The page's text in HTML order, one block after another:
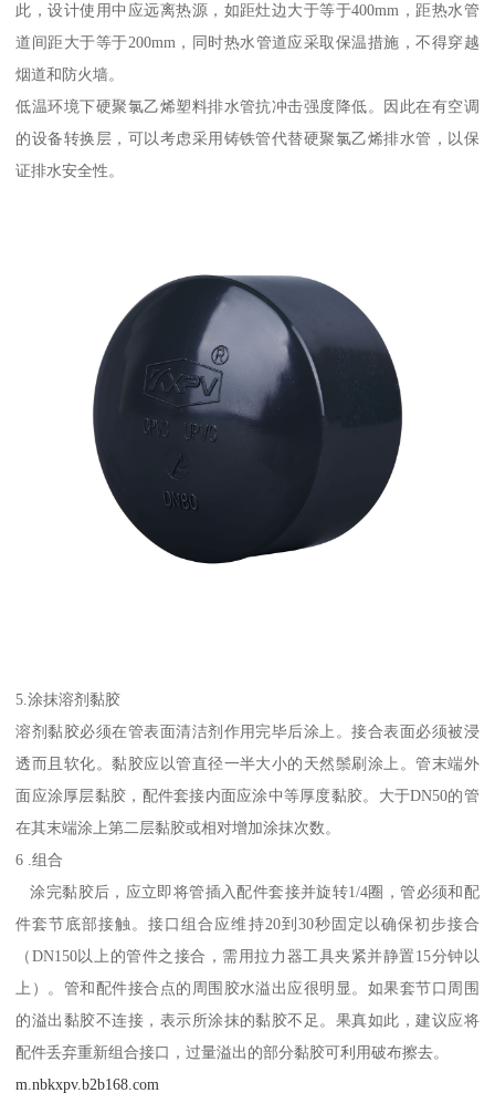
此，设计使用中应远离热源，如距灶边大于等于400mm，距热水管
道间距大于等于200mm，同时热水管道应采取保温措施，不得穿越
烟道和防火墙。
低温环境下硬聚氯乙烯塑料排水管抗冲击强度降低。因此在有空调
的设备转换层，可以考虑采用铸铁管代替硬聚氯乙烯排水管，以保
证排水安全性。
5.涂抹溶剂黏胶
溶剂黏胶必须在管表面清洁剂作用完毕后涂上。接合表面必须被浸
透而且软化。黏胶应以管直径一半大小的天然鬃刷涂上。管末端外
面应涂厚层黏胶，配件套接内面应涂中等厚度黏胶。大于DN50的管
在其末端涂上第二层黏胶或相对增加涂抹次数。
6 .组合
涂完黏胶后，应立即将管插入配件套接并旋转1/4圈，管必须和配
件套节底部接触。接口组合应维持20到30秒固定以确保初步接合
（DN150以上的管件之接合，需用拉力器工具夹紧并静置15分钟以
上）。管和配件接合点的周围胶水溢出应很明显。如果套节口周围
的溢出黏胶不连接，表示所涂抹的黏胶不足。果真如此，建议应将
配件丢弃重新组合接口，过量溢出的部分黏胶可利用破布擦去。
m.nbkxpv.b2b168.com